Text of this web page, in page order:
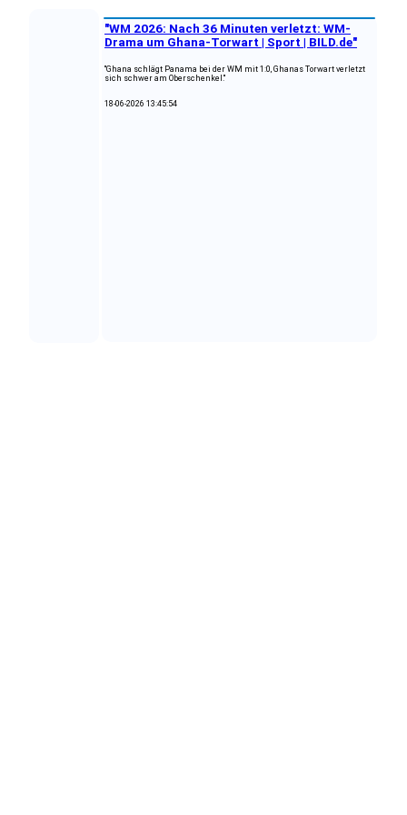
"WM 2026: Nach 36 Minuten verletzt: WM-
Drama um Ghana-Torwart | Sport | BILD.de"
"Ghana schlägt Panama bei der WM mit 1:0, Ghanas Torwart verletzt
sich schwer am Oberschenkel."
18-06-2026 13:45:54